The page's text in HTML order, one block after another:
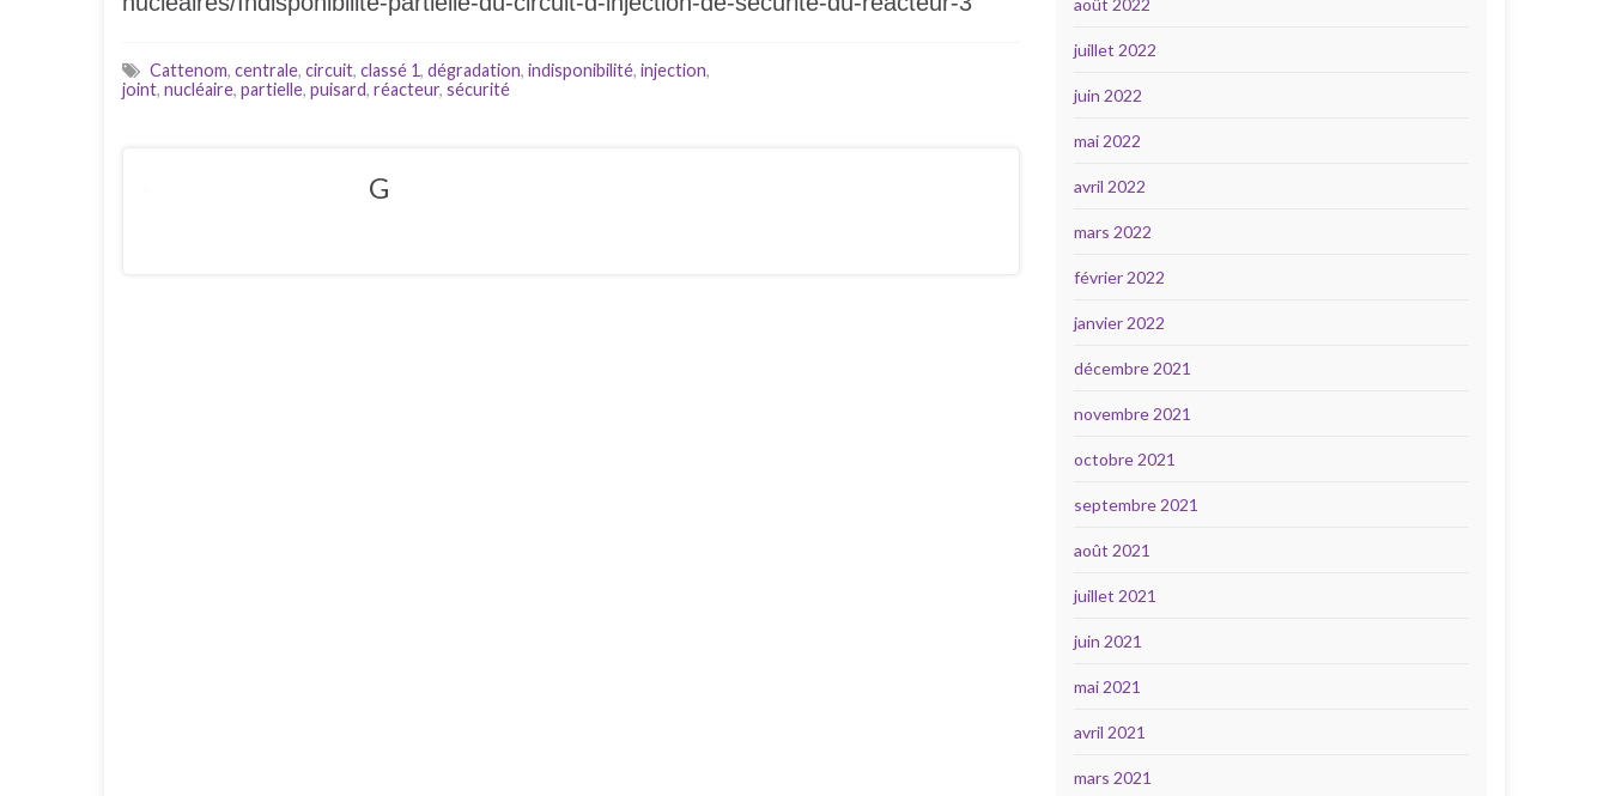
Cattenom, centrale, circuit, classé 1, dégradation, indisponibilité, injection,
joint, nucléaire, partielle, puisard, réacteur, sécurité
G
août 2022
juillet 2022
juin 2022
mai 2022
avril 2022
mars 2022
février 2022
janvier 2022
décembre 2021
novembre 2021
octobre 2021
septembre 2021
août 2021
juillet 2021
juin 2021
mai 2021
avril 2021
mars 2021